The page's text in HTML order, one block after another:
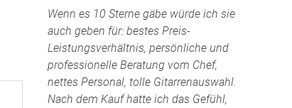
Wenn es 10 Sterne gäbe würde ich sie
auch geben für: bestes Preis-
Leistungsverhältnis, persönliche und
professionelle Beratung vom Chef,
nettes Personal, tolle Gitarrenauswahl.
Nach dem Kauf hatte ich das Gefühl,